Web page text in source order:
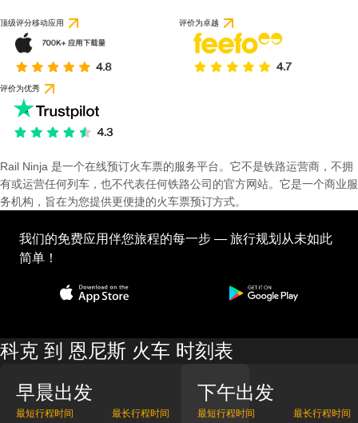
顶级评分移动应用 评价为卓越
评价为优秀
Rail Ninja 是一个在线预订火车票的服务平台。它不是铁路运营商，不拥
有或运营任何列车，也不代表任何铁路公司的官方网站。它是一个商业服
务机构，旨在为您提供更便捷的火车票预订方式。
我们的免费应用伴您旅程的每一步 — 旅行规划从未如此
简单！
科克 到 恩尼斯 火车 时刻表
早晨出发
最短行程时间 最长行程时间
下午出发
最短行程时间 最长行程时间